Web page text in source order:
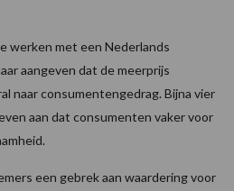
werken met een Nederlands
aangeven dat de meerprijs
naar consumentengedrag. Bijna vier
aan dat consumenten vaker voor
een gebrek aan waardering voor